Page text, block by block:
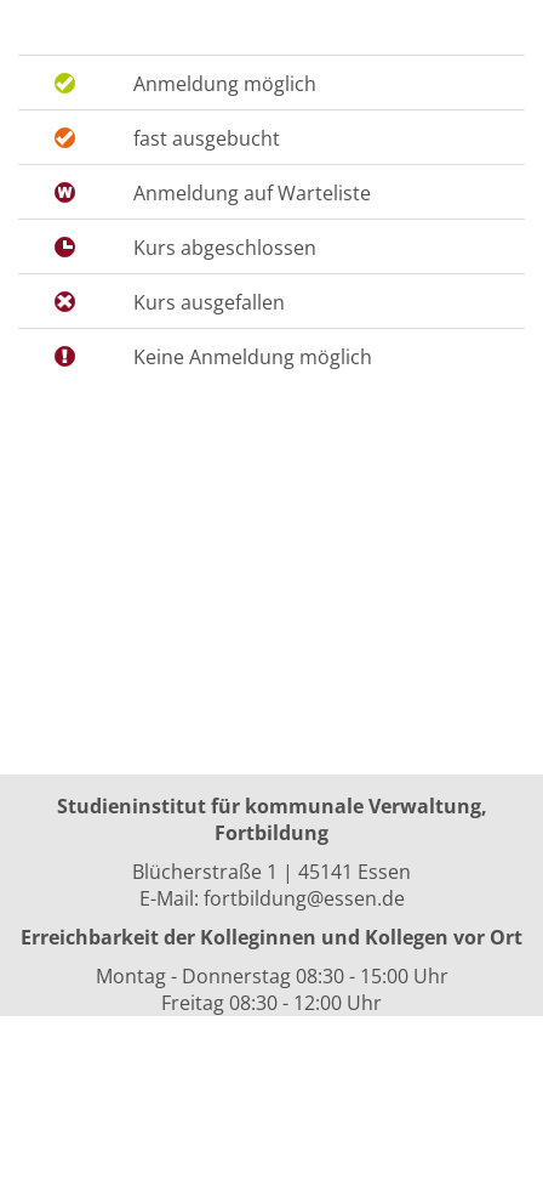
Anmeldung möglich
fast ausgebucht
Anmeldung auf Warteliste
Kurs abgeschlossen
Kurs ausgefallen
Keine Anmeldung möglich
Studieninstitut für kommunale Verwaltung,
Fortbildung
Blücherstraße 1 | 45141 Essen
E-Mail: fortbildung@essen.de
Erreichbarkeit der Kolleginnen und Kollegen vor Ort
Montag - Donnerstag 08:30 - 15:00 Uhr
Freitag 08:30 - 12:00 Uhr